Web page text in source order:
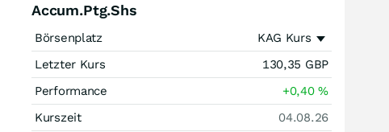
Accum.Ptg.Shs
Börsenplatz
KAG Kurs
Letzter Kurs
130,35 GBP
Performance
+0,40%
Kurszeit
04.08.26